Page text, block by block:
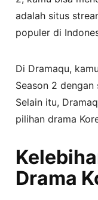
adalah situs
populer di
Di Dramaqu,
Season 2
Selain itu,
pilihan drama
Drama